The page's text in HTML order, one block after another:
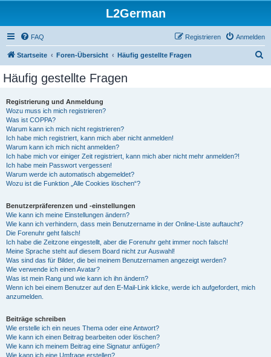
L2German
FAQ Anmelden
Registrieren
Startseite Foren-Übersicht Häufig gestellte Fragen
Häufig gestellte Fragen
Registrierung und Anmeldung
Wozu muss ich mich registrieren?
Was ist COPPA?
Warum kann ich mich nicht registrieren?
Ich habe mich registriert, kann mich aber nicht anmelden!
Warum kann ich mich nicht anmelden?
Ich habe mich vor einiger Zeit registriert, kann mich aber nicht mehr anmelden?!
Ich habe mein Passwort vergessen!
Warum werde ich automatisch abgemeldet?
Wozu ist die Funktion „Alle Cookies löschen“?
Benutzerpräferenzen und -einstellungen
Wie kann ich meine Einstellungen ändern?
Wie kann ich verhindern, dass mein Benutzername in der Online-Liste auftaucht?
Die Forenuhr geht falsch!
Ich habe die Zeitzone eingestellt, aber die Forenuhr geht immer noch falsch!
Meine Sprache steht auf diesem Board nicht zur Auswahl!
Was sind das für Bilder, die bei meinem Benutzernamen angezeigt werden?
Wie verwende ich einen Avatar?
Was ist mein Rang und wie kann ich ihn ändern?
Wenn ich bei einem Benutzer auf den E-Mail-Link klicke, werde ich aufgefordert, mich
anzumelden.
Beiträge schreiben
Wie erstelle ich ein neues Thema oder eine Antwort?
Wie kann ich einen Beitrag bearbeiten oder löschen?
Wie kann ich meinem Beitrag eine Signatur anfügen?
Wie kann ich eine Umfrage erstellen?